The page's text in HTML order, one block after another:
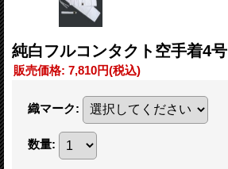
純白フルコンタクト空手着4号
販売価格: 7,810円(税込)
織マーク:
数量: